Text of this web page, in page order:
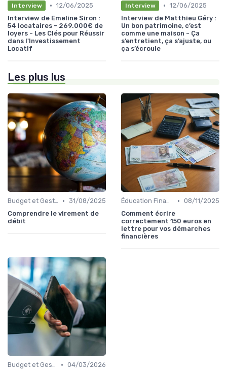
Interview • 12/06/2025
Interview de Emeline Siron :
54 locataires - 269.000€ de
loyers - Les Clés pour Réussir
dans l'Investissement
Locatif
Interview • 12/06/2025
Interview de Matthieu Géry :
Un bon patrimoine, c’est
comme une maison - Ça
s’entretient, ça s’ajuste, ou
ça s’écroule
Les plus lus
Budget et Gestion des Finances Personnelles • 31/08/2025
Comprendre le virement de
débit
Éducation Financière • 08/11/2025
Comment écrire
correctement 150 euros en
lettre pour vos démarches
financières
Budget et Gestion des Finances Personnelles • 04/03/2026